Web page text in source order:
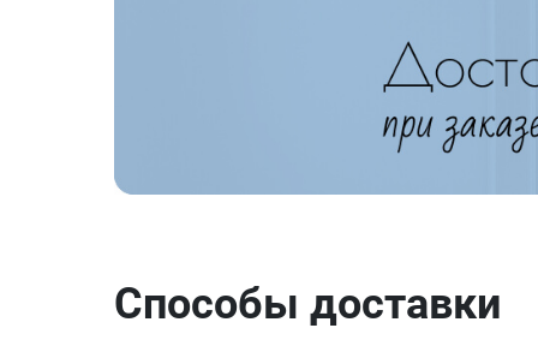
Способы доставки